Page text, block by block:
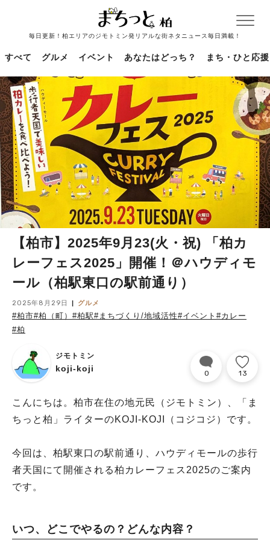
毎日更新！柏エリアのジモトミン発リアルな街ネタニュース毎日満載！
すべて グルメ イベント あなたはどっち？ まち・ひと応援
【柏市】2025年9月23(火・祝) 「柏カ
レーフェス2025」開催！＠ハウディモ
ール（柏駅東口の駅前通り）
2025年8月29日 グルメ
#柏市#柏（町） #柏駅#まちづくり/地域活性#イベント #カレー
#柏
ジモトミン
koji-koji 0 13
こんにちは。柏市在住の地元民（ジモトミン）、「ま
ちっと柏」ライターのKOJI-KOJI（コジコジ）です。
今回は、柏駅東口の駅前通り、ハウディモールの歩行
者天国にて開催される柏カレーフェス2025のご案内
です。
いつ、どこでやるの？どんな内容？